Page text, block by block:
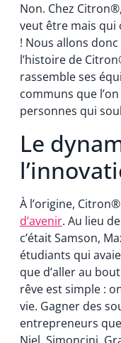
Non. Chez
veut être mais qui
! Nous allons
l’histoire de
rassemble ses
communs que
personnes qui
Le
À l’origine, Citron®
d’avenir. Au lieu
c’était Samson,
étudiants qui
que d’aller au
rêve est simple :
vie. Gagner des
entrepreneurs
Niel, Simoncini,